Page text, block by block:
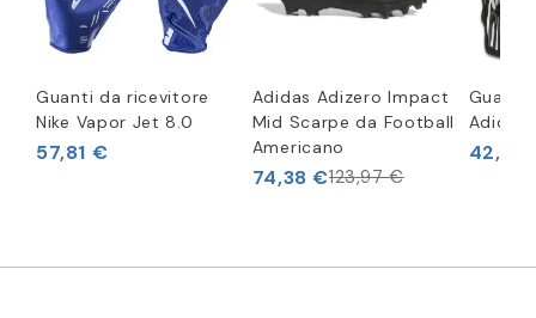
Guanti da ricevitore
Nike Vapor Jet 8.0
57,81 €
Adidas Adizero Impact
Mid Scarpe da Football
Americano
74,38 €123,97 €
Guanti
Adidas
42,94